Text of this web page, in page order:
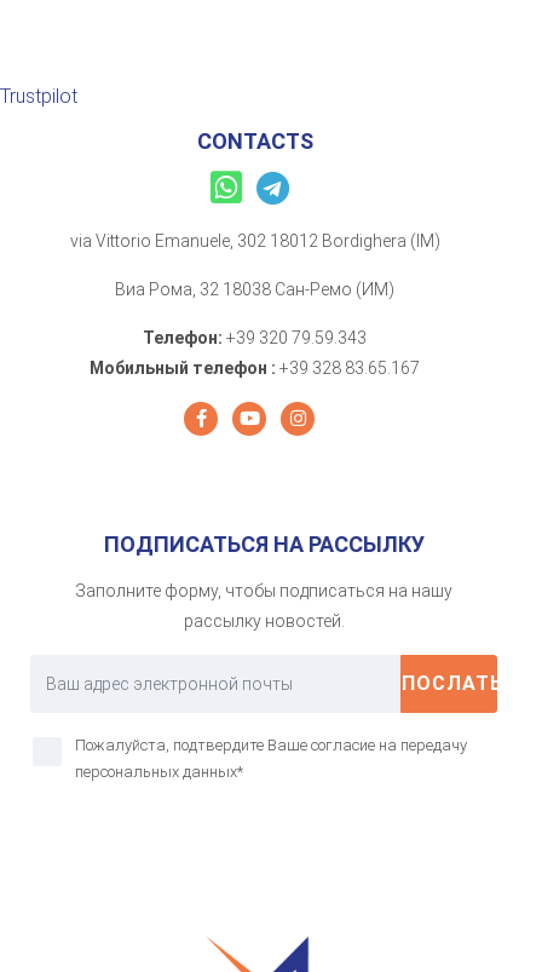
Trustpilot
CONTACTS
via Vittorio Emanuele, 302 18012 Bordighera (IM)
Виа Рома, 32 18038 Сан-Ремо (ИМ)
Телефон: +39 320 79.59.343
Мобильный телефон : +39 328 83.65.167
ПОДПИСАТЬСЯ НА РАССЫЛКУ
Заполните форму, чтобы подписаться на нашу
рассылку новостей.
ПОСЛАТЬ
Пожалуйста, подтвердите Ваше согласие на передачу
персональных данных*